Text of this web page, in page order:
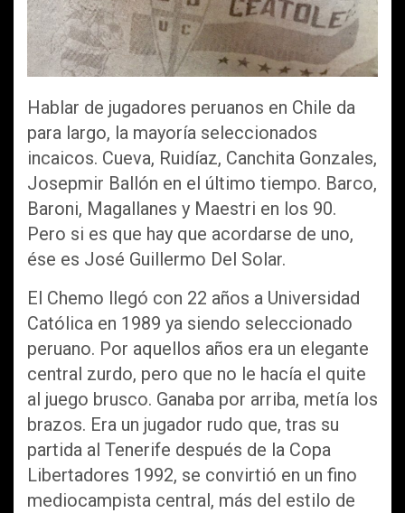
Hablar de jugadores peruanos en Chile da
para largo, la mayoría seleccionados
incaicos. Cueva, Ruidíaz, Canchita Gonzales,
Josepmir Ballón en el último tiempo. Barco,
Baroni, Magallanes y Maestri en los 90.
Pero si es que hay que acordarse de uno,
ése es José Guillermo Del Solar.
El Chemo llegó con 22 años a Universidad
Católica en 1989 ya siendo seleccionado
peruano. Por aquellos años era un elegante
central zurdo, pero que no le hacía el quite
al juego brusco. Ganaba por arriba, metía los
brazos. Era un jugador rudo que, tras su
partida al Tenerife después de la Copa
Libertadores 1992, se convirtió en un fino
mediocampista central, más del estilo de